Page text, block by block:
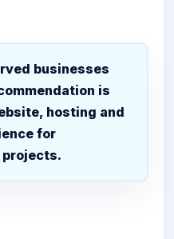
businesses
is
hosting and
for